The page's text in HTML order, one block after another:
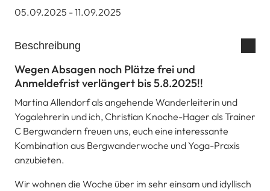
05.09.2025 - 11.09.2025
Beschreibung
Wegen Absagen noch Plätze frei und
Anmeldefrist verlängert bis 5.8.2025!!
Martina Allendorf als angehende Wanderleiterin und
Yogalehrerin und ich, Christian Knoche-Hager als Trainer
C Bergwandern freuen uns, euch eine interessante
Kombination aus Bergwanderwoche und Yoga-Praxis
anzubieten.
Wir wohnen die Woche über im sehr einsam und idyllisch